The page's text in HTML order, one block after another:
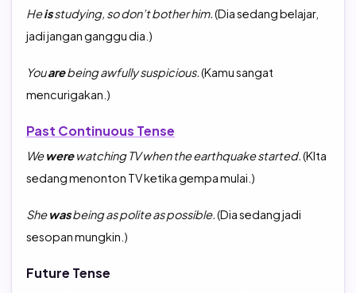
Heisstudying, so don’t bother him. (Dia sedang belajar,
jadi jangan ganggu dia.)
Youarebeing awfully suspicious. (Kamu sangat
mencurigakan.)
Past Continuous Tense
Wewerewatching TV when the earthquake started. (KIta
sedang menonton TV ketika gempa mulai.)
Shewasbeing as polite as possible. (Dia sedang jadi
sesopan mungkin.)
Future Tense